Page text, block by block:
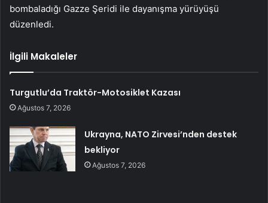
bombaladığı Gazze Şeridi ile dayanışma yürüyüşü
düzenledi.
İlgili Makaleler
Turgutlu’da Traktör-Motosiklet Kazası
Ağustos 7, 2026
Ukrayna, NATO Zirvesi’nden destek
bekliyor
Ağustos 7, 2026